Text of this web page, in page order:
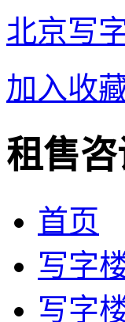
北京写
加入收
租售咨
首页
写字
写字